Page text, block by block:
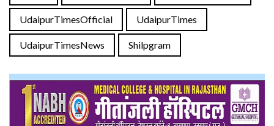
UdaipurTimesOfficial UdaipurTimes
UdaipurTimesNews Shilpgram